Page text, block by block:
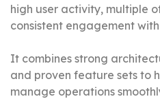
high user activity, multiple
consistent engagement
It combines strong
and proven feature sets to
manage operations